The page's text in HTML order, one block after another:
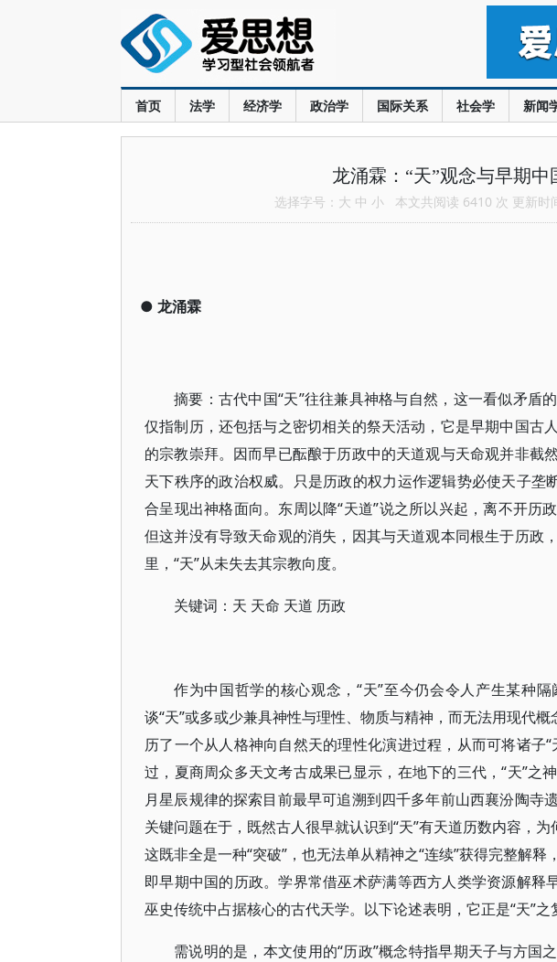
首页 法学 经济学 政治学 国际关系 社会学 新闻
龙涌霖：“天”观念与早期中
选择字号： 大 中 小 本文共阅读 6410 次 更新时
● 龙涌霖
摘要：古代中国“天”往往兼具神格与自然，这一看似矛盾
仅指制历，还包括与之密切相关的祭天活动，它是早期中国古
的宗教崇拜。因而早已酝酿于历政中的天道观与天命观并非截
天下秩序的政治权威。只是历政的权力运作逻辑势必使天子垄
合呈现出神格面向。东周以降“天道”说之所以兴起，离不开历
但这并没有导致天命观的消失，因其与天道观本同根生于历政
里，“天”从未失去其宗教向度。
关键词：天 天命 天道 历政
作为中国哲学的核心观念，“天”至今仍会令人产生某种
谈“天”或多或少兼具神性与理性、物质与精神，而无法用现代
历了一个从人格神向自然天的理性化演进过程，从而可将诸子
过，夏商周众多天文考古成果已显示，在地下的三代，“天”之
月星辰规律的探索目前最早可追溯到四千多年前山西襄汾陶寺
关键问题在于，既然古人很早就认识到“天”有天道历数内容，为
这既非全是一种“突破”，也无法单从精神之“连续”获得完整解
即早期中国的历政。学界常借巫术萨满等西方人类学资源解释
巫史传统中占据核心的古代天学。以下论述表明，它正是“天”之
需说明的是，本文使用的“历政”概念特指早期天子与方国